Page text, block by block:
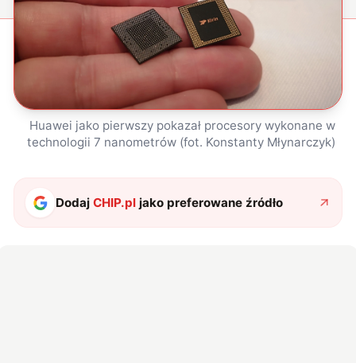
Huawei jako pierwszy pokazał procesory wykonane w
technologii 7 nanometrów (fot. Konstanty Młynarczyk)
DodajCHIP.pl jako preferowane źródło